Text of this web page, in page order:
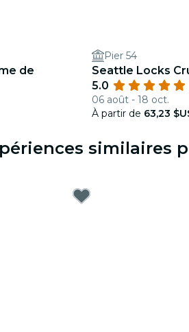
de
Pier 54
Seattle Locks
5.0
06 août - 18 oct.
À partir de 63,23
similaires